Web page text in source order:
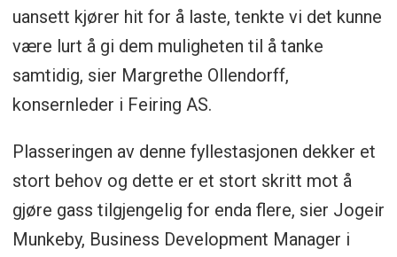
uansett kjører hit for å laste, tenkte vi det kunne
være lurt å gi dem muligheten til å tanke
samtidig, sier Margrethe Ollendorff,
konsernleder i Feiring AS.
Plasseringen av denne fyllestasjonen dekker et
stort behov og dette er et stort skritt mot å
gjøre gass tilgjengelig for enda flere, sier Jogeir
Munkeby, Business Development Manager i